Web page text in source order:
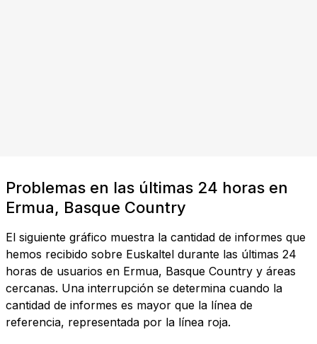
Problemas en las últimas 24 horas en
Ermua, Basque Country
El siguiente gráfico muestra la cantidad de informes que
hemos recibido sobre Euskaltel durante las últimas 24
horas de usuarios en Ermua, Basque Country y áreas
cercanas. Una interrupción se determina cuando la
cantidad de informes es mayor que la línea de
referencia, representada por la línea roja.